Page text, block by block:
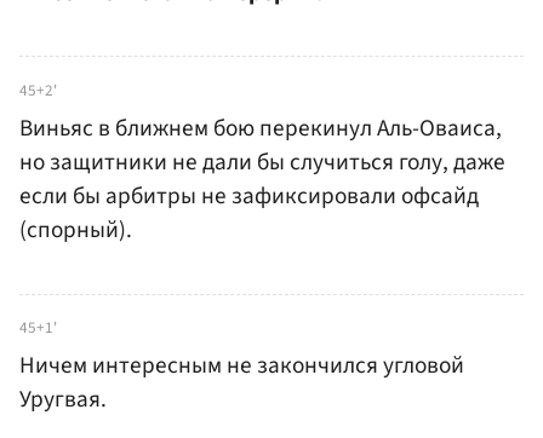
45+2'
Виньяс в ближнем бою перекинул Аль-Оваиса,
но защитники не дали бы случиться голу, даже
если бы арбитры не зафиксировали офсайд
(спорный).
45+1'
Ничем интересным не закончился угловой
Уругвая.